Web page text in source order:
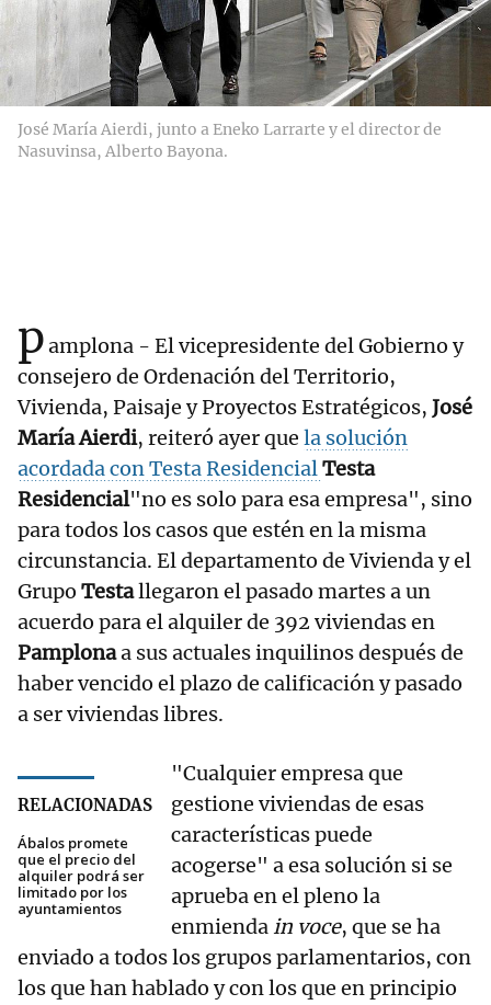
José María Aierdi, junto a Eneko Larrarte y el director de
Nasuvinsa, Alberto Bayona.
pamplona - El vicepresidente del Gobierno y
consejero de Ordenación del Territorio,
Vivienda, Paisaje y Proyectos Estratégicos, José
María Aierdi, reiteró ayer que la solución
acordada con Testa ResidencialTesta
Residencial"no es solo para esa empresa", sino
para todos los casos que estén en la misma
circunstancia. El departamento de Vivienda y el
Grupo Testallegaron el pasado martes a un
acuerdo para el alquiler de 392 viviendas en
Pamplonaa sus actuales inquilinos después de
haber vencido el plazo de calificación y pasado
a ser viviendas libres.
RELACIONADAS
Ábalos promete
que el precio del
alquiler podrá ser
limitado por los
ayuntamientos
"Cualquier empresa que
gestione viviendas de esas
características puede
acogerse" a esa solución si se
aprueba en el pleno la
enmiendain voce, que se ha
enviado a todos los grupos parlamentarios, con
los que han hablado y con los que en principio